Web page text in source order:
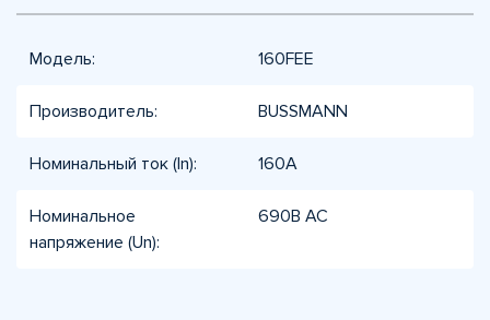
Модель: 160FEE
Производитель: BUSSMANN
Номинальный ток (In): 160А
Номинальное
напряжение (Un):
690В AC